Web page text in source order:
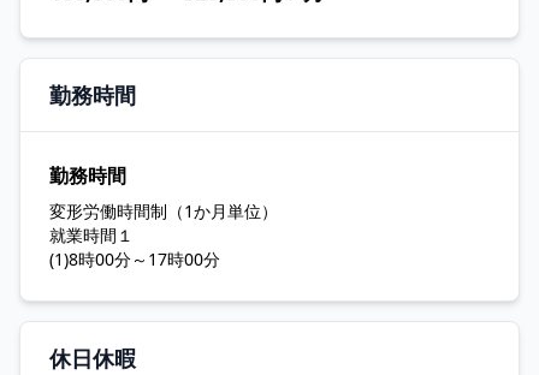
勤務時間
勤務時間
変形労働時間制（1か月単位）
就業時間１
(1)8時00分～17時00分
休日休暇